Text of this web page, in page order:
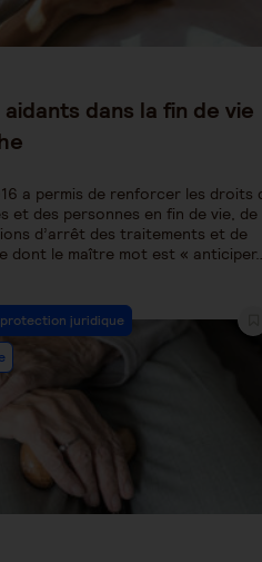
dans la fin de vie
a permis de renforcer les droits
et des personnes en fin de vie, de
d’arrêt des traitements et de
dont le maître mot est «
juridique